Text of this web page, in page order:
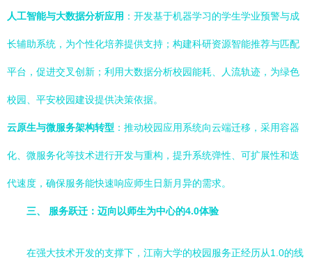
人工智能与大数据分析应用 ：开发基于机器学习的学生学业预警与成
长辅助系统，为个性化培养提供支持；构建科研资源智能推荐与匹配
平台，促进交叉创新；利用大数据分析校园能耗、人流轨迹，为绿色
校园、平安校园建设提供决策依据。
云原生与微服务架构转型 ：推动校园应用系统向云端迁移，采用容器
化、微服务化等技术进行开发与重构，提升系统弹性、可扩展性和迭
代速度，确保服务能快速响应师生日新月异的需求。
三、 服务跃迁：迈向以师生为中心的4.0体验
在强大技术开发的支撑下，江南大学的校园服务正经历从1.0的线